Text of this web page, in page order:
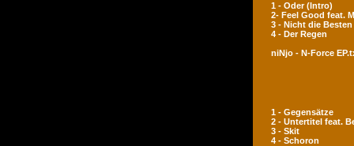
1 - Oder (Intro)
2- Feel Good feat.
3 - Nicht die Besten
4 - Der Regen
niNjo - N-Force
1 - Gegensätze
2 - Untertitel feat.
3 - Skit
4 - Schoron